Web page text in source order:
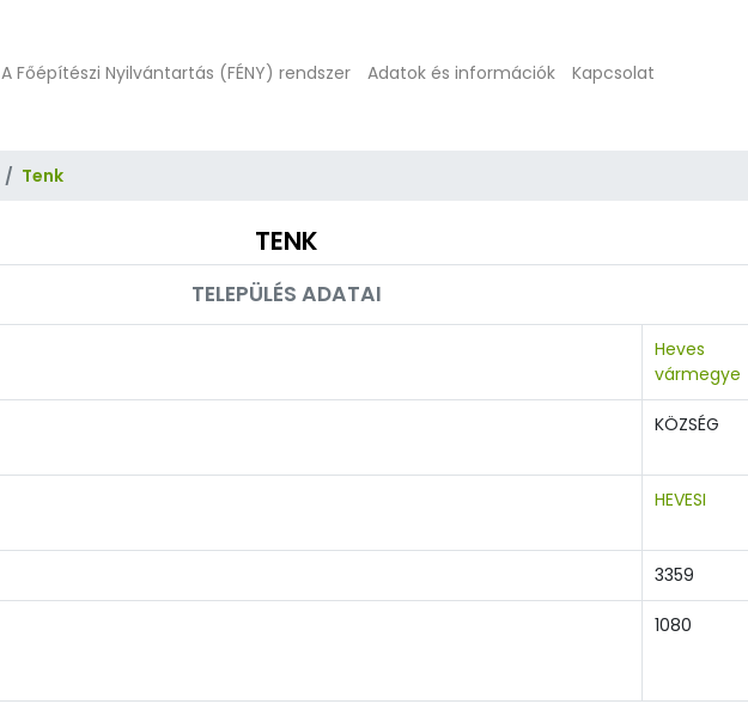
A Főépítészi Nyilvántartás (FÉNY) rendszer Adatok és információk Kapcsolat
Tenk
TENK
TELEPÜLÉS ADATAI
Heves
vármegye
KÖZSÉG
HEVESI
3359
1080